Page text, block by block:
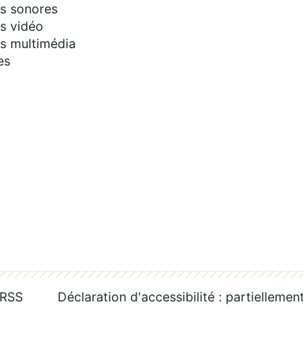
sonores
vidéo
multimédia
Déclaration d'accessibilité :